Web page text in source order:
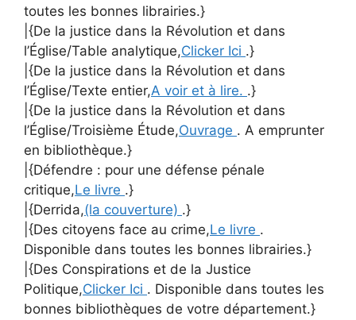
toutes les bonnes librairies.}
|{De la justice dans la Révolution et dans
l’Église/Table analytique,Clicker Ici .}
|{De la justice dans la Révolution et dans
l’Église/Texte entier,A voir et à lire. .}
|{De la justice dans la Révolution et dans
l’Église/Troisième Étude,Ouvrage . A emprunter
en bibliothèque.}
|{Défendre : pour une défense pénale
critique,Le livre .}
|{Derrida,(la couverture) .}
|{Des citoyens face au crime,Le livre .
Disponible dans toutes les bonnes librairies.}
|{Des Conspirations et de la Justice
Politique,Clicker Ici . Disponible dans toutes les
bonnes bibliothèques de votre département.}